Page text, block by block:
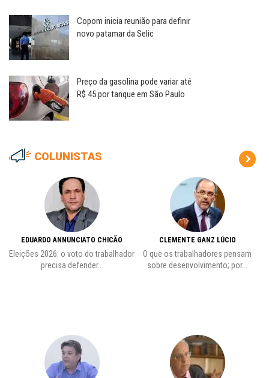
Copom inicia reunião para definir
novo patamar da Selic
Preço da gasolina pode variar até
R$ 45 por tanque em São Paulo
COLUNISTAS
EDUARDO ANNUNCIATO CHICÃO
Eleições 2026: o voto do trabalhador
precisa defender...
CLEMENTE GANZ LÚCIO
O que os trabalhadores pensam
sobre desenvolvimento; por...